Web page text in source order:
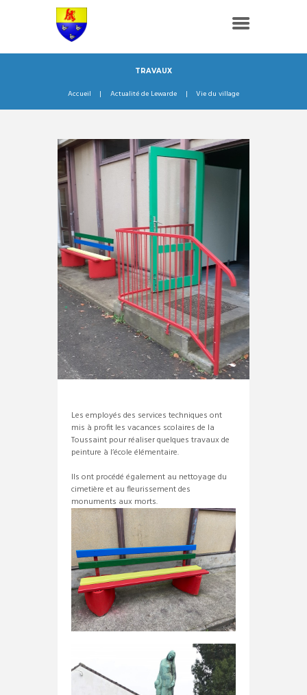
TRAVAUX
Accueil Actualité de Lewarde Vie du village
Les employés des services techniques ont
mis à profit les vacances scolaires de la
Toussaint pour réaliser quelques travaux de
peinture à l’école élémentaire.
Ils ont procédé également au nettoyage du
cimetière et au fleurissement des
monuments aux morts.